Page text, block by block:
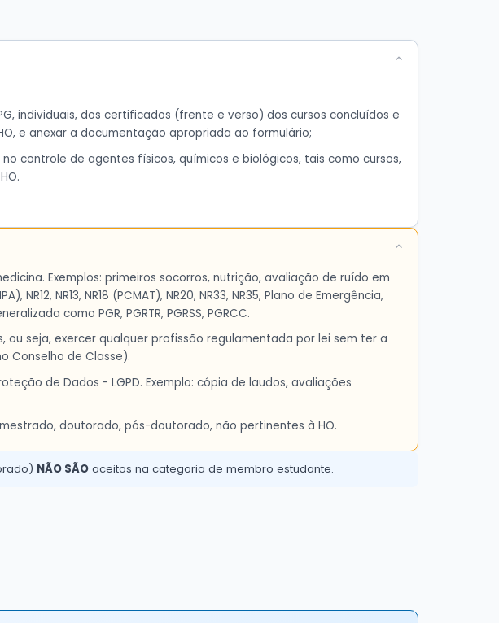
individuais, dos certificados (frente e verso) dos cursos concluídos e
e anexar a documentação apropriada ao formulário;
controle de agentes físicos, químicos e biológicos, tais como cursos,
Exemplos: primeiros socorros, nutrição, avaliação de ruído em
NR13, NR18 (PCMAT), NR20, NR33, NR35, Plano de Emergência,
como PGR, PGRTR, PGRSS, PGRCC.
seja, exercer qualquer profissão regulamentada por lei sem ter a
Conselho de Classe).
de Dados - LGPD. Exemplo: cópia de laudos, avaliações
doutorado, pós-doutorado, não pertinentes à HO.
NÃO SÃO aceitos na categoria de membro estudante.